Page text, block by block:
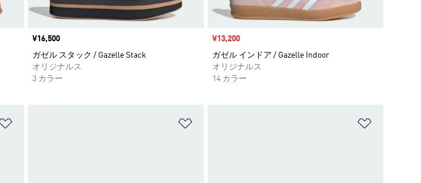
価格
¥16,500
ガゼル スタック / Gazelle Stack
オリジナルス
3 カラー
セール価格
¥13,200
ガゼル インドア / Gazelle Indoor
オリジナルス
14 カラー